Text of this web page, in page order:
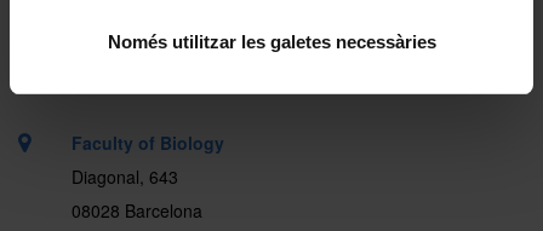
Només utilitzar les galetes necessàries
Faculty of Biology
Diagonal, 643
08028 Barcelona